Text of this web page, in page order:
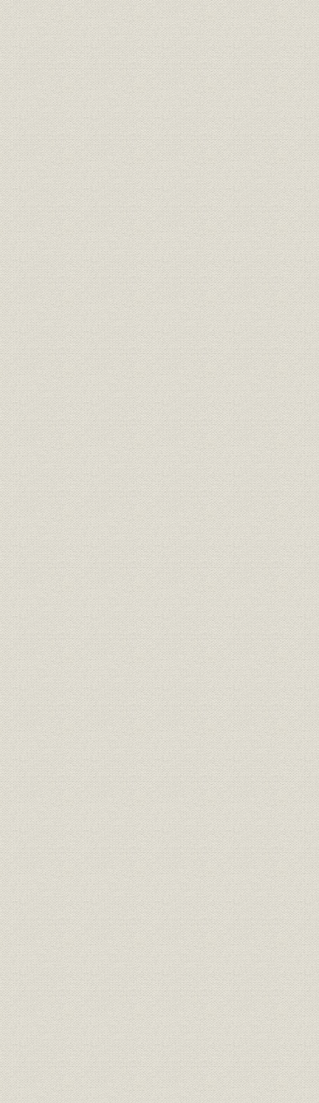
技術
焦土からの出発と高度成長の軌
跡 1946●昭和21年→昭和46年
●1971
昭和36年
(1971年)
技術
「モートルの明電」から「パワ
ートロニクスの明電」へ 1972●
昭和47年→平成元年●1989
昭和46年
(1972年)
技術
「モートルの明電」から「パワ
ートロニクスの明電」へ 1972●
昭和47年→平成元年●1989
昭和51年
(1989年)
技術
21世紀への架け橋 1990●平成2
年→平成9年●1997
平成2年
年)
設備;催し
21世紀への架け橋 1990●平成2
年→平成9年●1997
平成9年